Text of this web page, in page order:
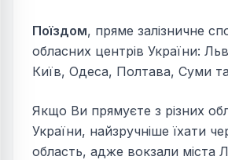
Поїздом, пряме залізничне
обласних центрів України:
Київ, Одеса, Полтава, Суми та
Якщо Ви прямуєте з різних
України, найзручніше їхати
область, адже вокзали міста